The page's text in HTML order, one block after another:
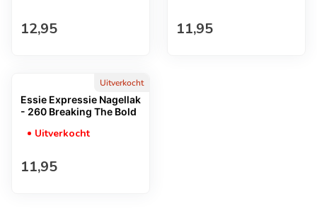
Normale prijs
12,95 Normale prijs
11,95
Uitverkocht
Essie Expressie Nagellak
- 260 Breaking The Bold
Uitverkocht
Normale prijs
11,95